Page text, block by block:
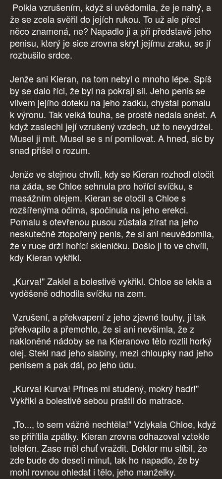
Polkla vzrušením, když si uvědomila, že je nahý, a
že se zcela svěřil do jejích rukou. To už ale přeci
něco znamená, ne? Napadlo ji a při představě jeho
penisu, který je sice zrovna skryt jejímu zraku, se jí
rozbušilo srdce.
Jenže ani Kieran, na tom nebyl o mnoho lépe. Spíš
by se dalo říci, že byl na pokraji sil. Jeho penis se
vlivem jejího doteku na jeho zadku, chystal pomalu
k výronu. Tak velká touha, se prostě nedala snést. A
když zaslechl její vzrušený vzdech, už to nevydržel.
Musel ji mít. Musel se s ní pomilovat. A hned, sic by
snad přišel o rozum.
Jenže ve stejnou chvíli, kdy se Kieran rozhodl otočit
na záda, se Chloe sehnula pro hořící svíčku, s
masážním olejem. Kieran se otočil a Chloe s
rozšířenýma očima, spočinula na jeho erekci.
Pomalu s otevřenou pusou zůstala zírat na jeho
neskutečně ztopořený penis, že si ani neuvědomila,
že v ruce drží hořící skleničku. Došlo ji to ve chvíli,
kdy Kieran vykřikl.
„Kurva!" Zaklel a bolestivě vykřikl. Chloe se lekla a
vyděšeně odhodila svíčku na zem.
Vzrušení, a překvapení z jeho zjevné touhy, ji tak
překvapilo a přemohlo, že si ani nevšimla, že z
nakloněné nádoby se na Kieranovo tělo rozlil horký
olej. Stekl nad jeho slabiny, mezi chloupky nad jeho
penisem a pak dál, po jeho údu.
„Kurva! Kurva! Přines mi studený, mokrý hadr!"
Vykřikl a bolestivě sebou praštil do matrace.
„To..., to sem vážně nechtěla!" Vzlykala Chloe, když
se přiřítila zpátky. Kieran zrovna odhazoval vztekle
telefon. Zase měl chuť vraždit. Doktor mu slíbil, že
zde bude do deseti minut, tak ho napadlo, že by
mohl rovnou ohledat i tělo, jeho manželky.